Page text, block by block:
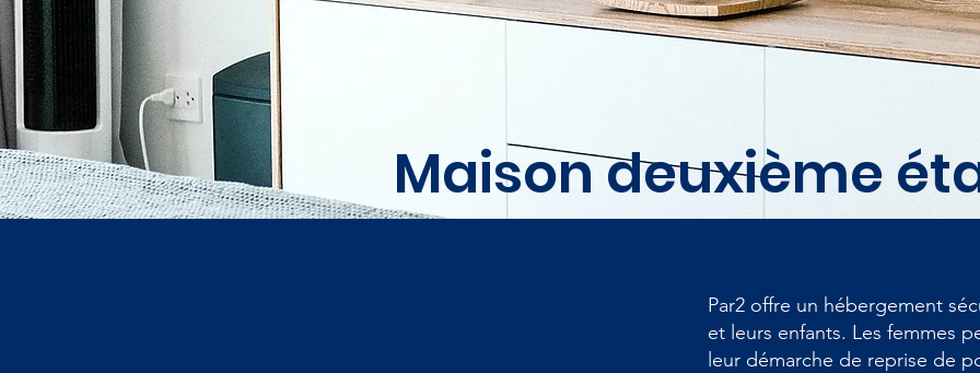
Maison deuxième
Par2 offre un hébergement
et leurs enfants. Les femmes
leur démarche de reprise de